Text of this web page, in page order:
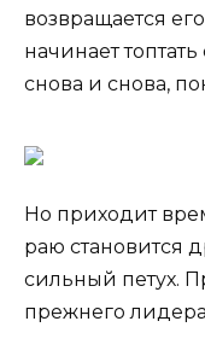
возвращается
начинает
снова и снова,
Но приходит
раю становится
сильный петух.
прежнего